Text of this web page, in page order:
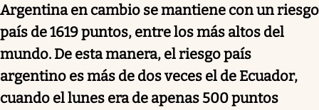
Argentina en cambio se mantiene con un riesgo
país de 1619 puntos, entre los más altos del
mundo. De esta manera, el riesgo país
argentino es más de dos veces el de Ecuador,
cuando el lunes era de apenas 500 puntos